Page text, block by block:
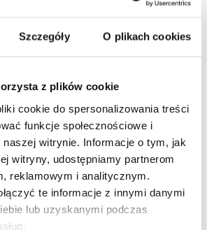
Szczegóły O plikach cookies
z plików cookie
cookie do spersonalizowania treści
funkcje społecznościowe i
witrynie. Informacje o tym, jak
witryny, udostępniamy partnerom
reklamowym i analitycznym.
te informacje z innymi danymi
lub uzyskanymi podczas
ilość? Zapraszamy do naszej
hurtowni B2B